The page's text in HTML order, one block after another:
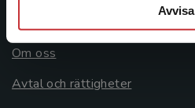
Avvisa
Om oss
Avtal och rättigheter